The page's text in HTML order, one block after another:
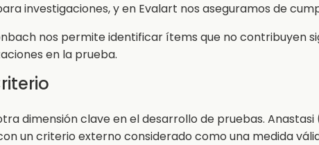
investigaciones, y en Evalart nos aseguramos de
nos permite identificar ítems que no contribuyen
en la prueba.
dimensión clave en el desarrollo de pruebas.
un criterio externo considerado como una medida